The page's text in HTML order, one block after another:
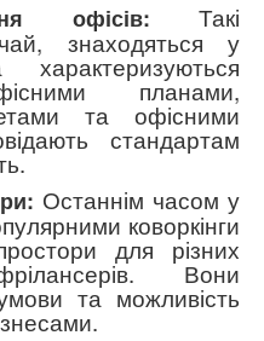
офісів: Такі
знаходяться у
планами,
та офісними
стандартам
Останнім часом у
коворкінги
для різних
Вони
та можливість